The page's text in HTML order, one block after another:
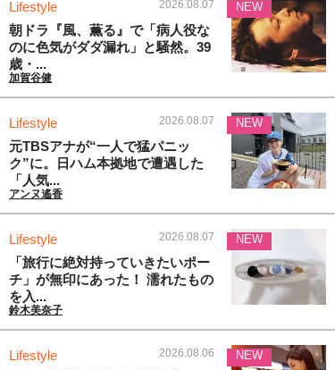
Lifestyle 2026.08.07
朝ドラ『風、薫る』で「病人役な
のに色気がダダ漏れ」と騒然。39
歳・...
加賀谷健
NEW
Lifestyle 2026.08.07
元TBSアナが“一人で猛パニッ
ク”に。日ハム本拠地で遭遇した
「人気...
アンヌ遙香
NEW
Lifestyle 2026.08.07
「旅行に絶対持っていきたいポー
チ」が無印にあった！ 濡れたもの
を入...
鈴木美奈子
NEW
Lifestyle 2026.08.06 NEW